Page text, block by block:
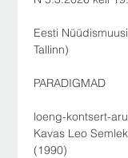
Eesti
Tallinn)
PARADIGMAD
loeng-kontsert-
Kavas Leo
(1990)